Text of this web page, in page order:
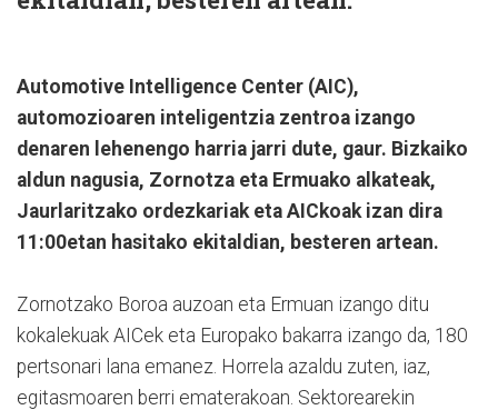
Automotive Intelligence Center (AIC),
automozioaren inteligentzia zentroa izango
denaren lehenengo harria jarri dute, gaur. Bizkaiko
aldun nagusia, Zornotza eta Ermuako alkateak,
Jaurlaritzako ordezkariak eta AICkoak izan dira
11:00etan hasitako ekitaldian, besteren artean.
Zornotzako Boroa auzoan eta Ermuan izango ditu
kokalekuak AICek eta Europako bakarra izango da, 180
pertsonari lana emanez. Horrela azaldu zuten, iaz,
egitasmoaren berri ematerakoan. Sektorearekin